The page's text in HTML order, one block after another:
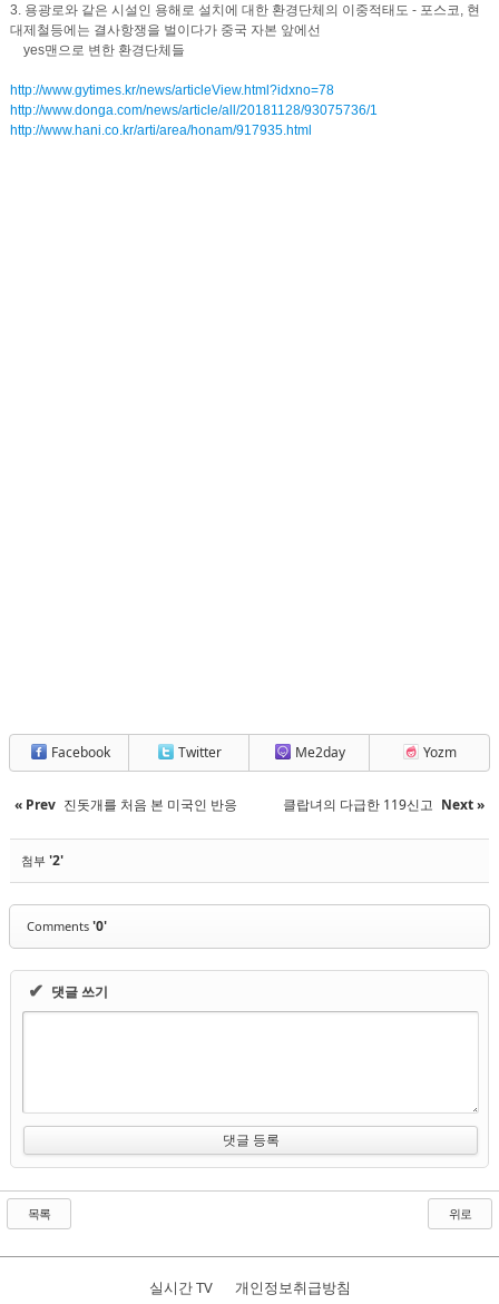
3. 용광로와 같은 시설인 용해로 설치에 대한 환경단체의 이중적태도 - 포스코, 현
대제철등에는 결사항쟁을 벌이다가 중국 자본 앞에선
yes맨으로 변한 환경단체들
http://www.gytimes.kr/news/articleView.html?idxno=78
http://www.donga.com/news/article/all/20181128/93075736/1
http://www.hani.co.kr/arti/area/honam/917935.html
Facebook Twitter Me2day Yozm
« Prev 진돗개를 처음 본 미국인 반응 클랍녀의 다급한 119신고 Next »
첨부 '2'
Comments '0'
✔ 댓글 쓰기
목록 위로
실시간 TV 개인정보취급방침